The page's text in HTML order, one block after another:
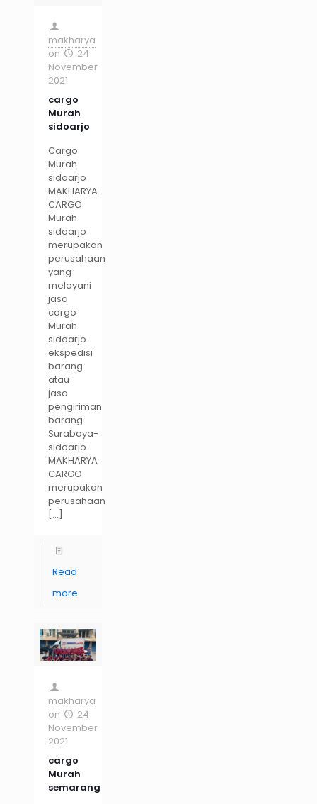
makharya
on
24
November
2021
cargo
Murah
sidoarjo
Cargo
Murah
sidoarjo
MAKHARYA
CARGO
Murah
sidoarjo
merupakan
perusahaan
yang
melayani
jasa
cargo
Murah
sidoarjo
ekspedisi
barang
atau
jasa
pengiriman
barang
Surabaya-
sidoarjo
MAKHARYA
CARGO
merupakan
perusahaan
[…]
Read
more
makharya
on
24
November
2021
cargo
Murah
semarang